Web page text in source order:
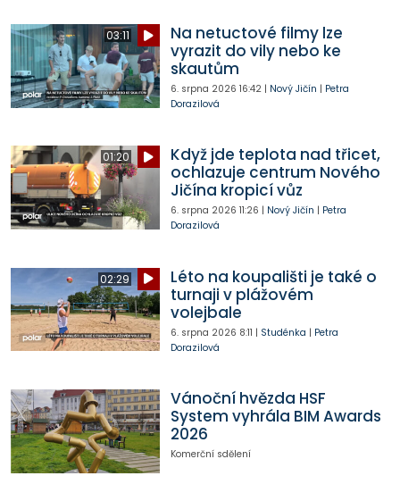
03:11
Na netuctové filmy lze
vyrazit do vily nebo ke
skautům
6. srpna 2026 16:42| Nový Jičín | Petra
Dorazilová
01:20
Když jde teplota nad třicet,
ochlazuje centrum Nového
Jičína kropicí vůz
6. srpna 2026 11:26 | Nový Jičín | Petra
Dorazilová
02:29
Léto na koupališti je také o
turnaji v plážovém
volejbale
6. srpna 2026 8:11 | Studénka | Petra
Dorazilová
Vánoční hvězda HSF
System vyhrála BIM Awards
2026
Komerční sdělení